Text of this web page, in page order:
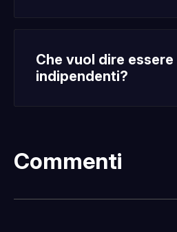
Che vuol dire essere
indipendenti?
Commenti